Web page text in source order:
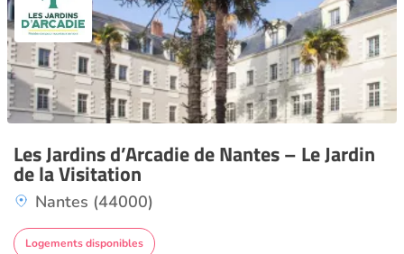
Les Jardins d’Arcadie de Nantes – Le Jardin
de la Visitation
Nantes (44000)
Logements disponibles